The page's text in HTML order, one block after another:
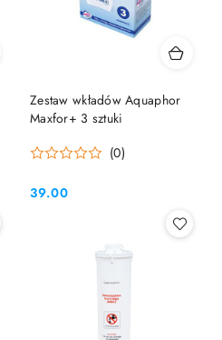
Zestaw wkładów Aquaphor
Maxfor+ 3 sztuki
(0)
Cena:
39.00